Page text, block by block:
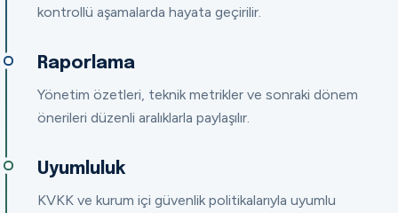
kontrollü aşamalarda hayata geçirilir.
Raporlama
Yönetim özetleri, teknik metrikler ve sonraki dönem
önerileri düzenli aralıklarla paylaşılır.
Uyumluluk
KVKK ve kurum içi güvenlik politikalarıyla uyumlu